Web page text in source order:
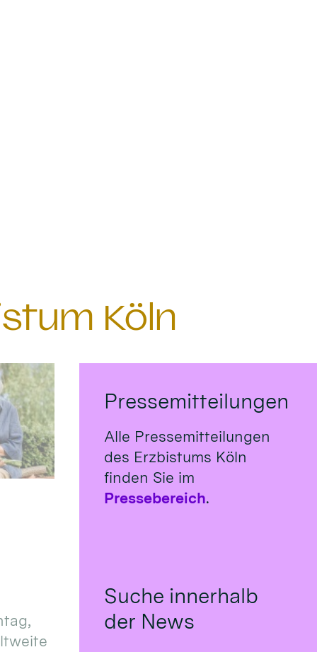
Köln
Pressemitteilungen
Alle Pressemitteilungen
des Erzbistums Köln
finden Sie im
Pressebereich.
Suche innerhalb
der News